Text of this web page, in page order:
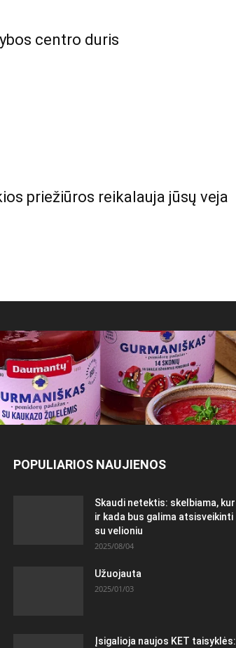
centro duris
priežiūros reikalauja jūsų veja
POPULIARIOS NAUJIENOS
Skaudi netektis: skelbiama, kur
ir kada bus galima atsisveikinti
su velioniu
2025/08/04
Užuojauta
2025/01/03
Įsigalioja naujos KET taisyklės: